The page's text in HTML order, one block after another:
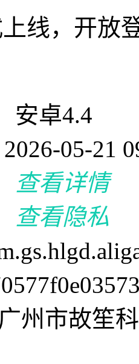
线，开放
安卓4.4
05-21
查看详情
查看隐私
州市故笙